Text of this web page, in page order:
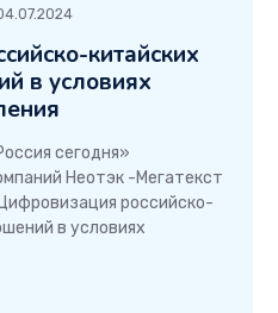
китайских
в условиях
сегодня»
Неотэк -Мегатекст
российско-
в условиях